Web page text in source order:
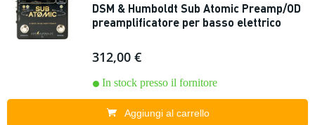
DSM & Humboldt Sub Atomic Preamp/OD
preamplificatore per basso elettrico
312,00 €
In stock presso il fornitore
Aggiungi al carrello